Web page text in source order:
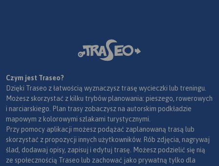
Czym jest Traseo?
Dzięki Traseo z łatwością wyznaczysz trasę wycieczki lub treningu.
Możesz skorzystać z kilku trybów planowania: pieszego, rowerowych
i narciarskiego. Plan trasy zobaczysz na autorskim podkładzie
mapowym z kolorowymi szlakami turystycznymi.
Przy pomocy aplikacji możesz podążać zaplanowaną trasą lub
skorzystać z propozycji innych użytkowników. Rób zdjęcia, nagrywaj
ślad, dodawaj opisy, zapisuj i edytuj trasę. Możesz podzielić się nią
ze społecznością Traseo lub zachować jako prywatną tylko dla